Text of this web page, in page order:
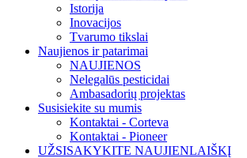
Istorija
Inovacijos
Tvarumo tikslai
Naujienos ir patarimai
NAUJIENOS
Nelegalūs pesticidai
Ambasadorių projektas
Susisiekite su mumis
Kontaktai - Corteva
Kontaktai - Pioneer
UŽSISAKYKITE NAUJIENLAIŠKĮ